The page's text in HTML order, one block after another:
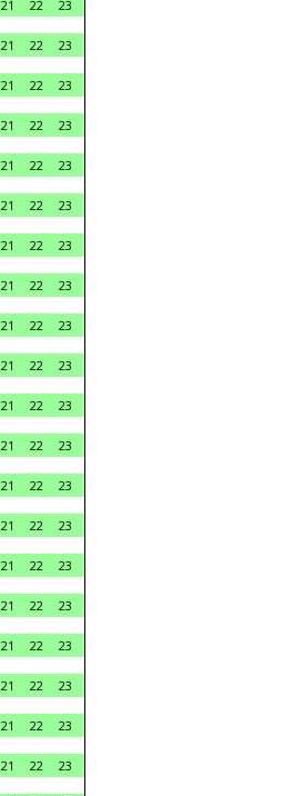
21 22
23
21 22
23
21 22
23
21 22
23
21 22
23
21 22
23
21 22
23
21 22
23
21 22
23
21 22
23
21 22
23
21 22
23
21 22
23
21 22
23
21 22
23
21 22
23
21 22
23
21 22
23
21 22
23
21 22
23